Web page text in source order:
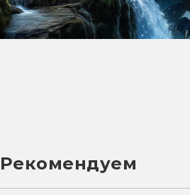
Рекомендуем